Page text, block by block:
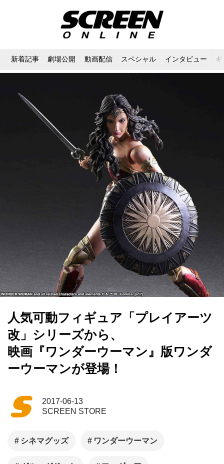
新着記事 劇場公開 動画配信 スペシャル インタビュー
人気可動フィギュア「プレイアーツ
改」シリーズから、
映画『ワンダーウーマン』版ワンダ
ーウーマンが登場！
2017-06-13
SCREEN STORE
シネマグッズ ワンダーウーマン